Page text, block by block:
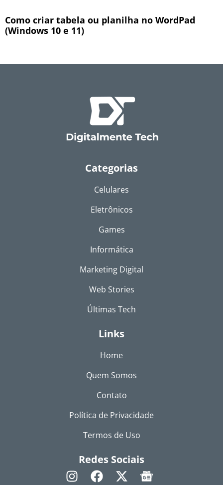
Como criar tabela ou planilha no WordPad
(Windows 10 e 11)
Categorias
Celulares
Eletrônicos
Games
Informática
Marketing Digital
Web Stories
Últimas Tech
Links
Home
Quem Somos
Contato
Política de Privacidade
Termos de Uso
Redes Sociais